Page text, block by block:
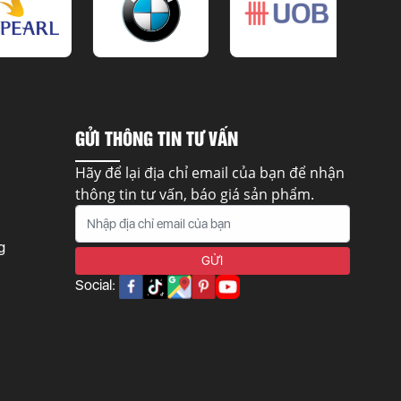
GỬI THÔNG TIN TƯ VẤN
Hãy để lại địa chỉ email của bạn để nhận
thông tin tư vấn, báo giá sản phẩm.
Social: